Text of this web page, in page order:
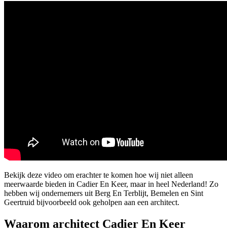
Bekijk deze video om erachter te komen hoe wij niet alleen
meerwaarde bieden in Cadier En Keer, maar in heel Nederland! Zo
hebben wij ondernemers uit Berg En Terblijt, Bemelen en Sint
Geertruid bijvoorbeeld ook geholpen aan een architect.
Waarom architect Cadier En Keer